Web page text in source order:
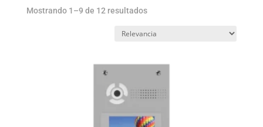
Mostrando 1–9 de 12 resultados